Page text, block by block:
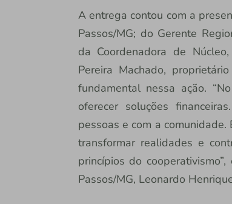
A entrega contou com a
Passos/MG; do Gerente
da Coordenadora de
Pereira Machado,
fundamental nessa ação.
oferecer soluções
pessoas e com a
transformar realidades e
princípios do
Passos/MG, Leonardo